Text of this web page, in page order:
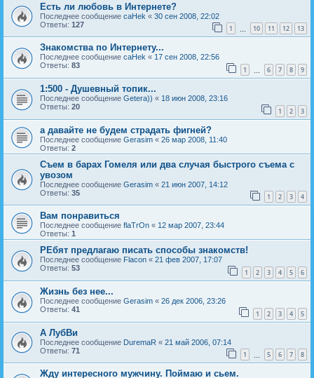
Есть ли любовь в Интернете?
Последнее сообщение caHek « 30 сен 2008, 22:02
Ответы: 127 1 10 11 12 13
Знакомства по Интернету...
Последнее сообщение caHek « 17 сен 2008, 22:56
Ответы: 83 1 6 7 8 9
1:500 - Душевный топик...
Последнее сообщение Getera)) « 18 июн 2008, 23:16
Ответы: 20 1 2 3
а давайте не будем страдать фигней?
Последнее сообщение Gerasim « 26 мар 2008, 11:40
Ответы: 2
Съем в барах Гомеля или два случая быстрого съема с
увозом
Последнее сообщение Gerasim « 21 июн 2007, 14:12
Ответы: 35 1 2 3 4
Вам понравиться
Последнее сообщение flaTrOn « 12 мар 2007, 23:44
Ответы: 1
РЕбят предлагаю писать способы знакомств!
Последнее сообщение Flacon « 21 фев 2007, 17:07
Ответы: 53 1 2 3 4 5 6
Жизнь без нее...
Последнее сообщение Gerasim « 26 дек 2006, 23:26
Ответы: 41 1 2 3 4 5
А ЛубВи
Последнее сообщение DuremaR « 21 май 2006, 07:14
Ответы: 71 1 5 6 7 8
Жду интересного мужчину. Поймаю и сьем.